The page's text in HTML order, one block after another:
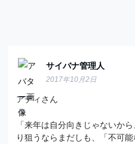
サイバナ管理人
2017年10月2日
アディさん
「来年は自分向きじゃないか
り狙うならまだしも、「不可